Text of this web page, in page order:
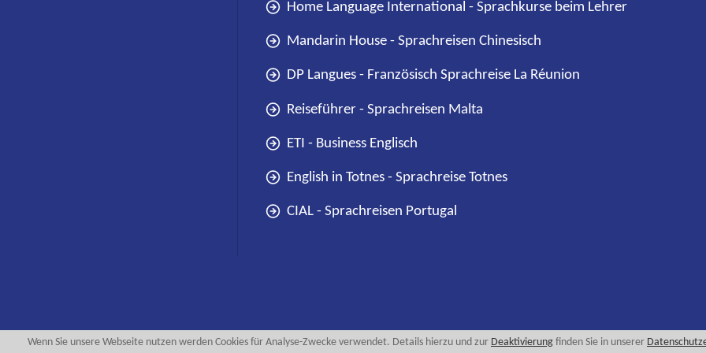
Wenn Sie unsere Webseite nutzen werden Cookies für Analyse-Zwecke verwendet. Details hierzu und zur Deaktivierung finden Sie in unserer
Home Language International - Sprachkurse beim Lehrer
Mandarin House - Sprachreisen Chinesisch
DP Langues - Französisch Sprachreise La Réunion
Reiseführer - Sprachreisen Malta
ETI - Business Englisch
English in Totnes - Sprachreise Totnes
CIAL - Sprachreisen Portugal